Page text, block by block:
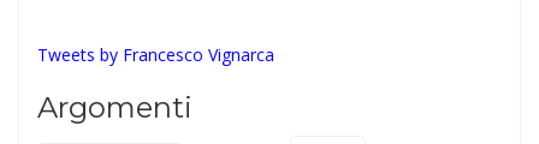
Tweets by Francesco Vignarca
Argomenti